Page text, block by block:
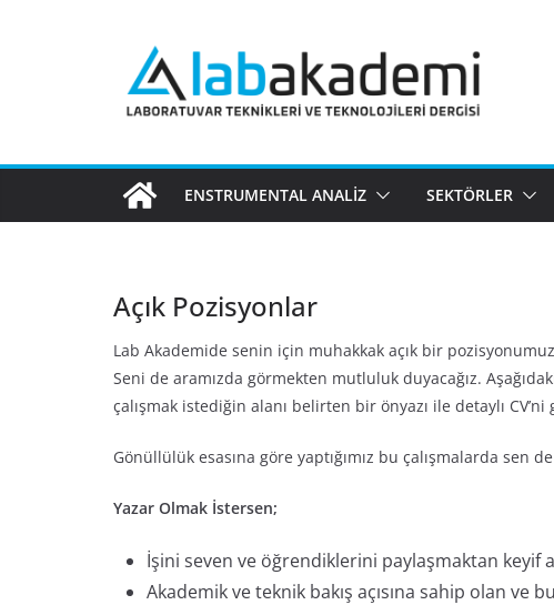
ENSTRUMENTAL ANALIZ SEKTÖRLER
Açık Pozisyonlar
Lab Akademide senin için muhakkak açık bir
Seni de aramızda görmekten mutluluk duyacağız.
çalışmak istediğin alanı belirten bir önyazı ile detaylı
Gönüllülük esasına göre yaptığımız bu çalışmalarda
Yazar Olmak İstersen;
İşini seven ve öğrendiklerini paylaşmaktan keyif
Akademik ve teknik bakış açısına sahip olan ve